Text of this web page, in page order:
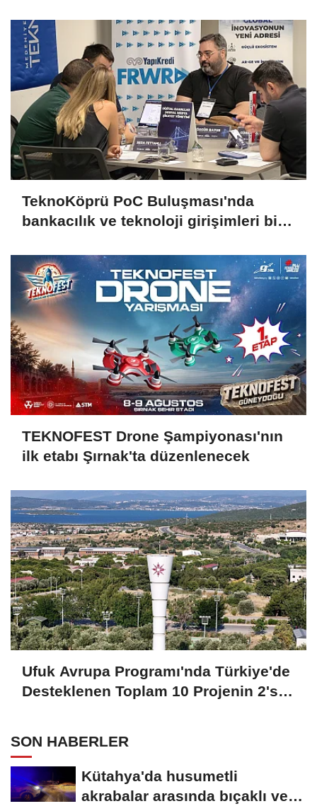
TeknoKöprü PoC Buluşması'nda
bankacılık ve teknoloji girişimleri bir
TEKNOFEST Drone Şampiyonası'nın
ilk etabı Şırnak'ta düzenlenecek
Ufuk Avrupa Programı'nda Türkiye'de
Desteklenen Toplam 10 Projenin 2'si
SON HABERLER
Kütahya'da husumetli
akrabalar arasında bıçaklı ve